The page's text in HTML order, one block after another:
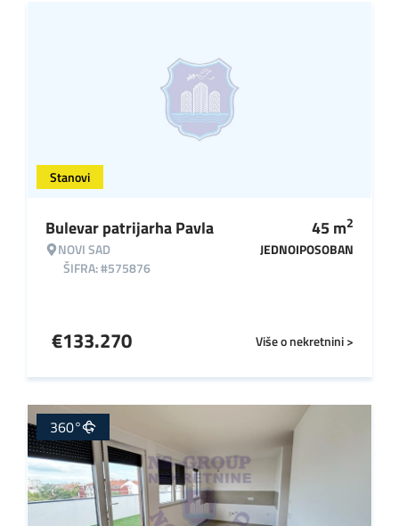
Stanovi
Bulevar patrijarha Pavla
NOVI SAD
ŠIFRA: #575876
45m2
JEDNOIPOSOBAN
Više o nekretnini >
€133.270
360°